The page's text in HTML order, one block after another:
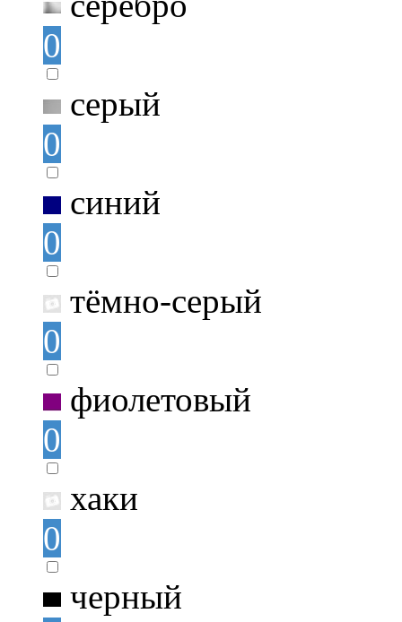
0
серый
0
синий
0
тёмно-серый
0
фиолетовый
0
хаки
0
черный